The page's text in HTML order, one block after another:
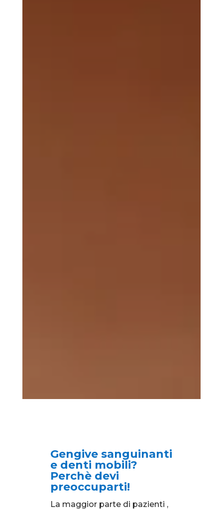
Gengive sanguinanti
e denti mobili?
Perchè devi
preoccuparti!
La maggior parte di pazienti ,